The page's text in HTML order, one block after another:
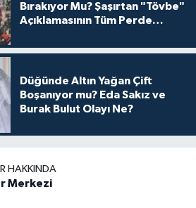
Bırakıyor Mu? Şaşırtan "Tövbe"
Açıklamasının Tüm Perde
Düğünde Altın Yağan Çift
Boşanıyor mu? Eda Sakız ve
Burak Bulut Olayı Ne?
HAKKINDA
Merkezi